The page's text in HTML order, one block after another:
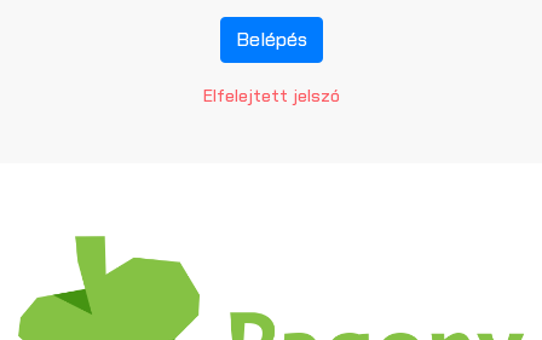
Belépés
Elfelejtett jelszó